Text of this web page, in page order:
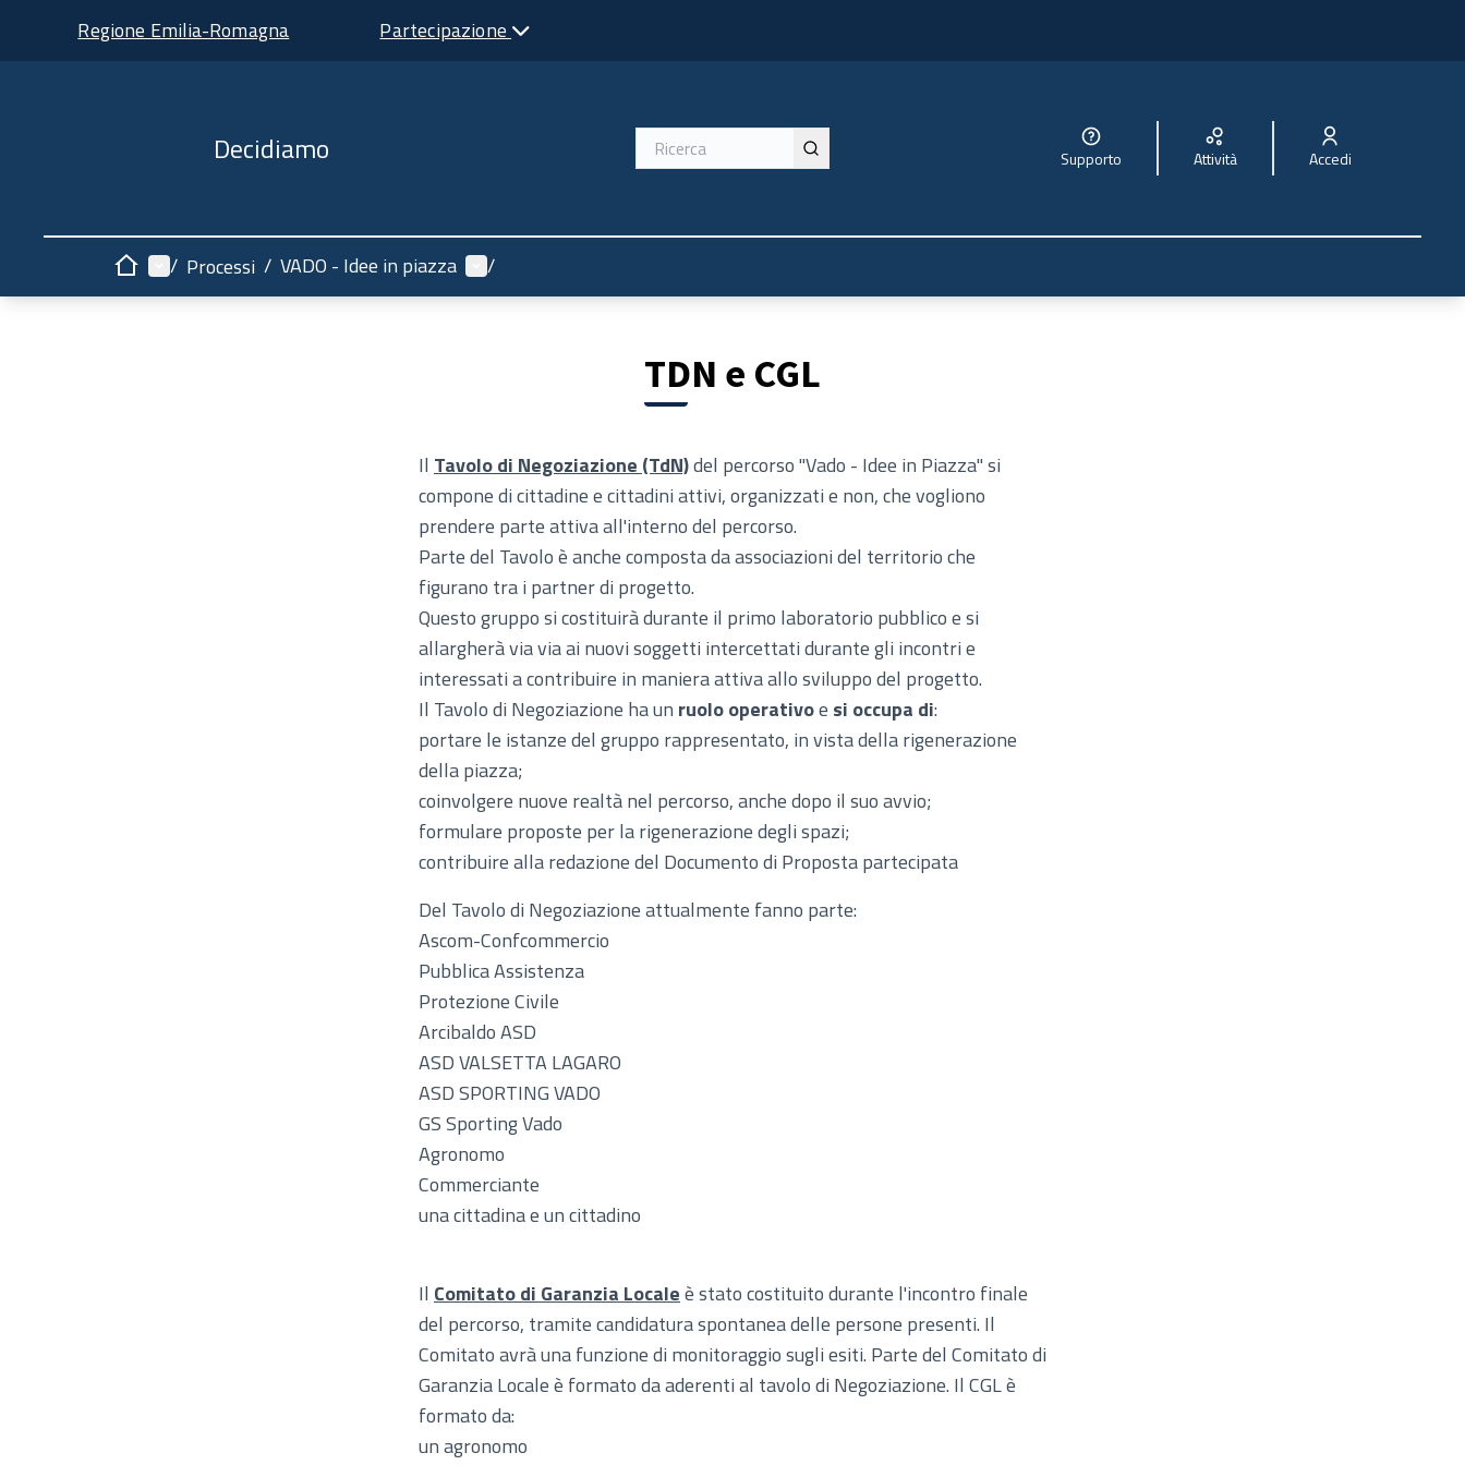
Regione Emilia-Romagna Partecipazione
Decidiamo Supporto Attività Accedi
HomeMenù principale
/ Processi / VADO - Idee in piazza Menù utente
/
TDN e CGL
Il Tavolo di Negoziazione (TdN)del percorso "Vado - Idee in Piazza" si
compone di cittadine e cittadini attivi, organizzati e non, che vogliono
prendere parte attiva all'interno del percorso.
Parte del Tavolo è anche composta da associazioni del territorio che
figurano tra i partner di progetto.
Questo gruppo si costituirà durante il primo laboratorio pubblico e si
allargherà via via ai nuovi soggetti intercettati durante gli incontri e
interessati a contribuire in maniera attiva allo sviluppo del progetto.
Il Tavolo di Negoziazione ha un ruolo operativoe si occupa di:
portare le istanze del gruppo rappresentato, in vista della rigenerazione
della piazza;
coinvolgere nuove realtà nel percorso, anche dopo il suo avvio;
formulare proposte per la rigenerazione degli spazi;
contribuire alla redazione del Documento di Proposta partecipata
Del Tavolo di Negoziazione attualmente fanno parte:
Ascom-Confcommercio
Pubblica Assistenza
Protezione Civile
Arcibaldo ASD
ASD VALSETTA LAGARO
ASD SPORTING VADO
GS Sporting Vado
Agronomo
Commerciante
una cittadina e un cittadino
Il Comitato di Garanzia Localeè stato costituito durante l'incontro finale
del percorso, tramite candidatura spontanea delle persone presenti. Il
Comitato avrà una funzione di monitoraggio sugli esiti. Parte del Comitato di
Garanzia Locale è formato da aderenti al tavolo di Negoziazione. Il CGL è
formato da:
un agronomo